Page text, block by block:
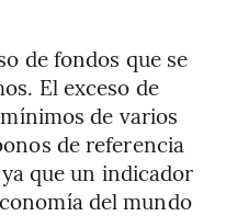
de fondos que se
El exceso de
de varios
de referencia
que un indicador
del mundo